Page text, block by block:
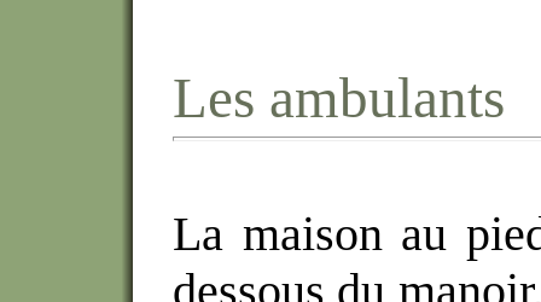
Les ambulants
La maison au
dessous du